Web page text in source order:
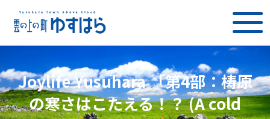
Joylife Yusuhara 「第4部：梼原
の寒さはこたえる！？ (A cold